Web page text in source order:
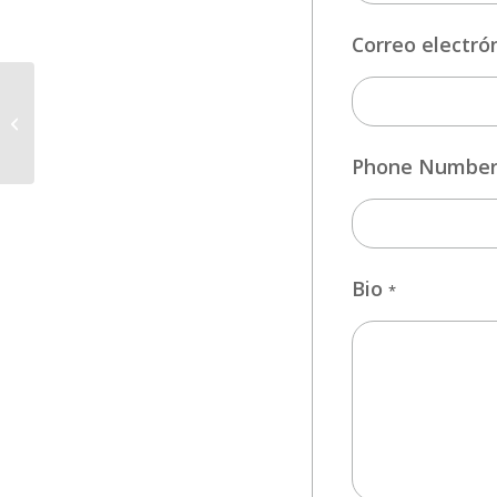
Correo
Phone Number
Bio *